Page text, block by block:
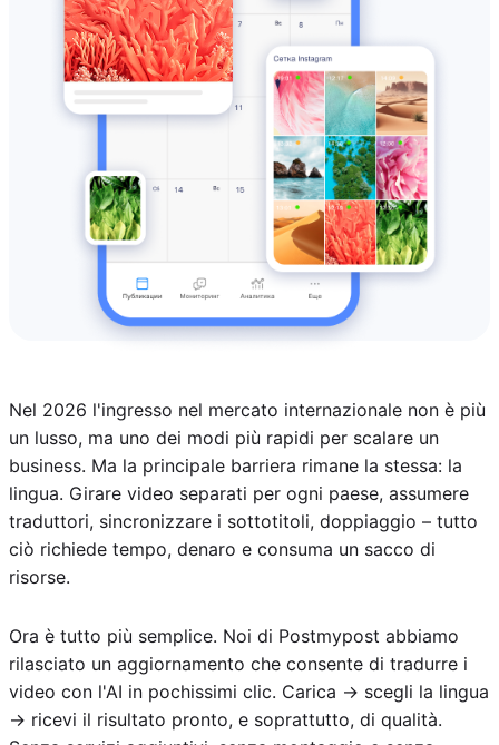
Nel 2026 l'ingresso nel mercato internazionale non è più
un lusso, ma uno dei modi più rapidi per scalare un
business. Ma la principale barriera rimane la stessa: la
lingua. Girare video separati per ogni paese, assumere
traduttori, sincronizzare i sottotitoli, doppiaggio – tutto
ciò richiede tempo, denaro e consuma un sacco di
risorse.
Ora è tutto più semplice. Noi di Postmypost abbiamo
rilasciato un aggiornamento che consente di tradurre i
video con l'AI in pochissimi clic. Carica → scegli la lingua
→ ricevi il risultato pronto, e soprattutto, di qualità.